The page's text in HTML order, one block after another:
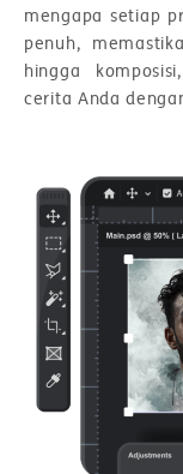
mengapa setiap
penuh,
hingga
cerita Anda